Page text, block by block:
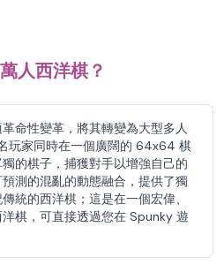
人西洋棋？
命性變革，將其轉變為大型多人
玩家同時在一個廣闊的 64x64 棋
的棋子，捕獲對手以增強自己的
測的混亂的動態融合，提供了獨
統的西洋棋；這是在一個宏偉、
棋，可直接透過您在 Spunky 遊